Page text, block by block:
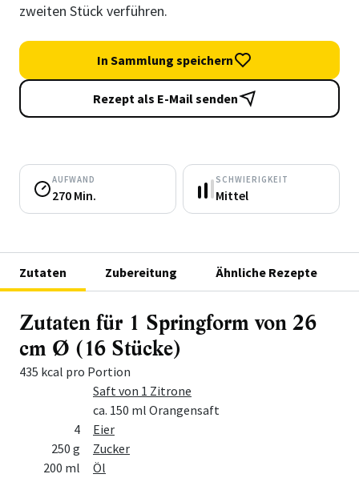
zweiten Stück verführen.
In Sammlung speichern
Rezept als E-Mail senden
AUFWAND
270 Min.
SCHWIERIGKEIT
Mittel
Zutaten Zubereitung Ähnliche Rezepte
Zutaten für 1 Springform von 26
cm Ø (16 Stücke)
435 kcal pro Portion
Saft von 1 Zitrone
ca. 150 ml Orangensaft
4
Eier
250 g
Zucker
200 ml
Öl